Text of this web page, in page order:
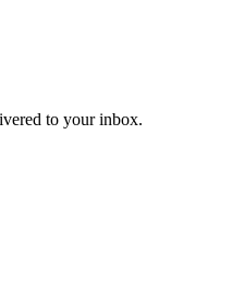
to your inbox.